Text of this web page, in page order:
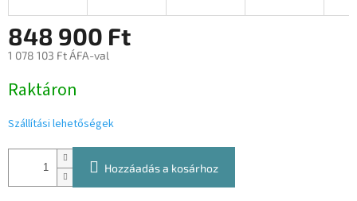
848 900 Ft
1 078 103 Ft ÁFA-val
Raktáron
Szállítási lehetőségek
Hozzáadás a kosárhoz